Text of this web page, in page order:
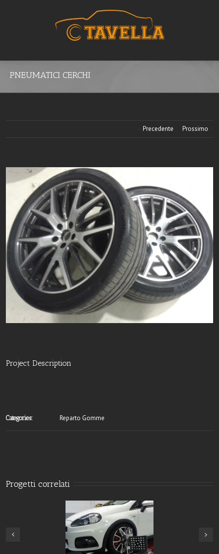
PNEUMATICI CERCHI
Precedente Prossimo
Project Description
Categories: Reparto Gomme
Progetti correlati